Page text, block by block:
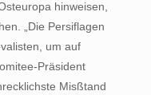
hinweisen,
„Die Persiflagen
um auf
Präsident
Misßtand